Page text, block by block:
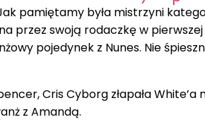
pamiętamy była mistrzyni
przez swoją rodaczkę w pierwszej
pojedynek z Nunes. Nie
Cris Cyborg złapała White’a
z Amandą.